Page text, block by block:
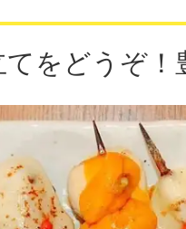
をどうぞ！